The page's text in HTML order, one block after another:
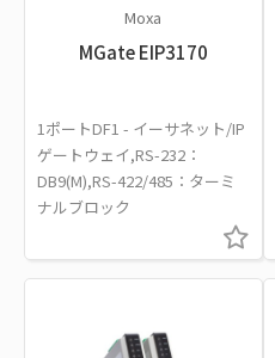
Moxa
MGate EIP3170
1ポートDF1 - イーサネット/IP
ゲートウェイ,RS-232：
DB9(M),RS-422/485：ターミ
ナルブロック